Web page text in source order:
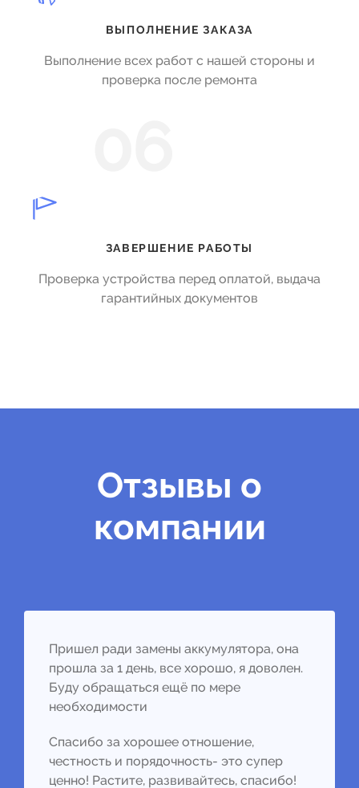
ВЫПОЛНЕНИЕ ЗАКАЗА
Выполнение всех работ с нашей стороны и
проверка после ремонта
ЗАВЕРШЕНИЕ РАБОТЫ
Проверка устройства перед оплатой, выдача
гарантийных документов
Отзывы о
компании
Пришел ради замены аккумулятора, она
прошла за 1 день, все хорошо, я доволен.
Буду обращаться ещё по мере
необходимости
Спасибо за хорошее отношение,
честность и порядочность- это супер
ценно! Растите, развивайтесь, спасибо!